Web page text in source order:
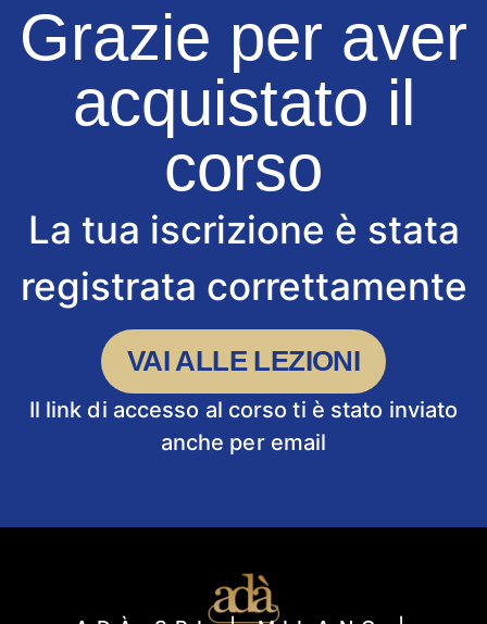
Grazie per aver
acquistato il
corso
La tua iscrizione è stata
registrata correttamente
VAI ALLE LEZIONI
Il link di accesso al corso ti è stato inviato
anche per email